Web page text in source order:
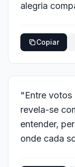
alegria
Copiar
"Entre votos
revela-se
entender,
onde cada